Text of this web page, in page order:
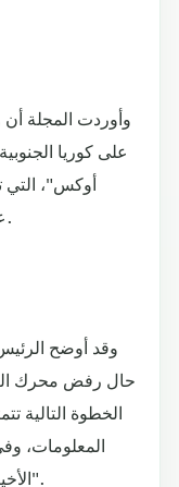
وأوردت المجلة أن
على كوريا
عائلاتهم على محو جميع بياناتهم الخاصة.
وقد أوضح
حال رفض محرك
الخطوة التالية
المعلومات،
الأخيرة تتمثل في تعيين محامٍ لتولي القضية".